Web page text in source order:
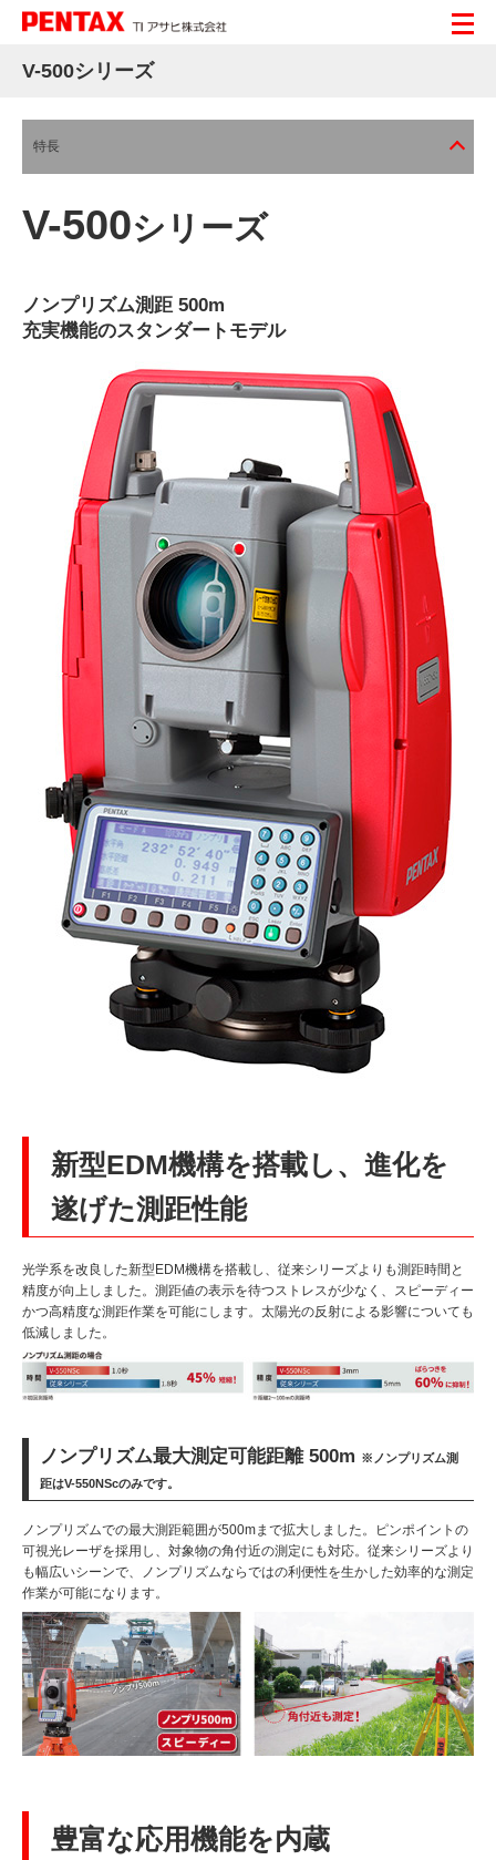
V-500シリーズ
特長
V-500シリーズ
ノンプリズム測距 500m
充実機能のスタンダートモデル
新型EDM機構を搭載し、進化を
遂げた測距性能
光学系を改良した新型EDM機構を搭載し、従来シリーズよりも測距時間と
精度が向上しました。測距値の表示を待つストレスが少なく、スピーディー
かつ高精度な測距作業を可能にします。太陽光の反射による影響についても
低減しました。
ノンプリズム最大測定可能距離 500m ※ノンプリズム測
距はV-550NScのみです。
ノンプリズムでの最大測距範囲が500mまで拡大しました。ピンポイントの
可視光レーザを採用し、対象物の角付近の測定にも対応。従来シリーズより
も幅広いシーンで、ノンプリズムならではの利便性を生かした効率的な測定
作業が可能になります。
豊富な応用機能を内蔵